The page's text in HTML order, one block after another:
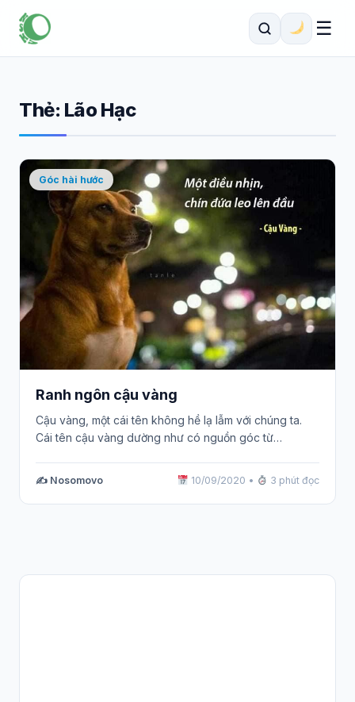
☰
Thẻ: Lão Hạc
Góc hài hước
Ranh ngôn cậu vàng
Cậu vàng, một cái tên không hề lạ lẫm với chúng ta.
Cái tên cậu vàng dường như có nguồn góc từ…
✍️ Nosomovo 10/09/2020 • 3 phút đọc